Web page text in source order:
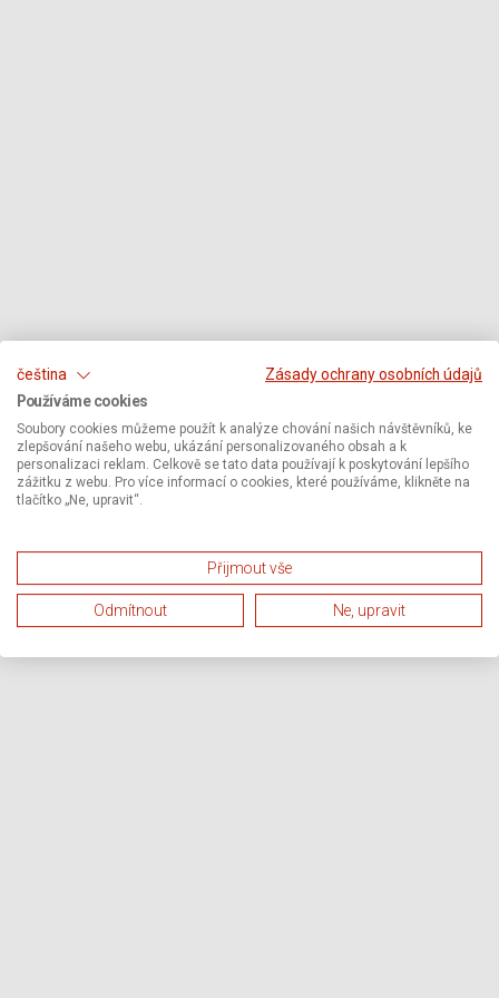
čeština
Zásady ochrany osobních údajů
Používáme cookies
Soubory cookies můžeme použít k analýze chování našich návštěvníků, ke
zlepšování našeho webu, ukázání personalizovaného obsah a k
personalizaci reklam. Celkově se tato data používají k poskytování lepšího
zážitku z webu. Pro více informací o cookies, které používáme, klikněte na
tlačítko „Ne, upravit“.
Přijmout vše
Odmítnout Ne, upravit